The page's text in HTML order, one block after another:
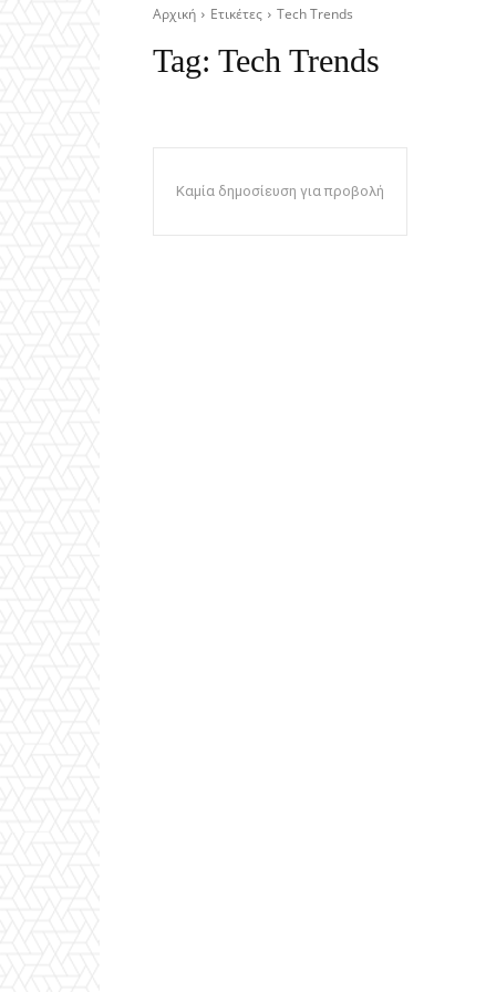
Αρχική Ετικέτες Tech Trends
Tag: Tech Trends
Καμία δημοσίευση για προβολή